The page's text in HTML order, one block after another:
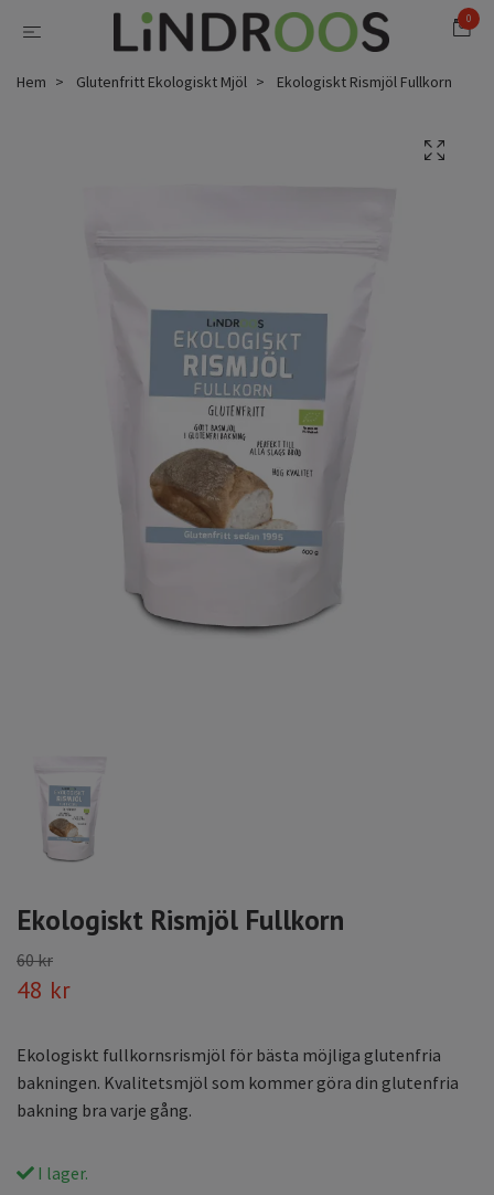
0
Hem Glutenfritt Ekologiskt Mjöl Ekologiskt Rismjöl Fullkorn
Ekologiskt Rismjöl Fullkorn
60 kr
48 kr
Ekologiskt fullkornsrismjöl för bästa möjliga glutenfria
bakningen. Kvalitetsmjöl som kommer göra din glutenfria
bakning bra varje gång.
I lager.